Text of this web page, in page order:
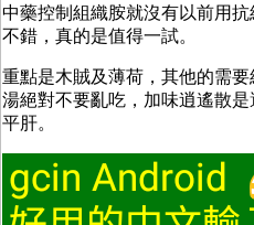
中藥控制組織胺就沒有以前用
不錯，真的是值得一試。
重點是木賊及薄荷，其他的需
湯絕對不要亂吃，加味逍遙散是
平肝。